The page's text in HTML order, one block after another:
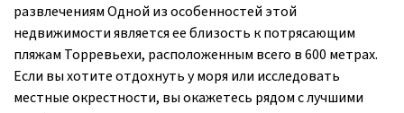
развлечениям Одной из особенностей этой
недвижимости является ее близость к потрясающим
пляжам Торревьехи, расположенным всего в 600 метрах.
Если вы хотите отдохнуть у моря или исследовать
местные окрестности, вы окажетесь рядом с лучшими